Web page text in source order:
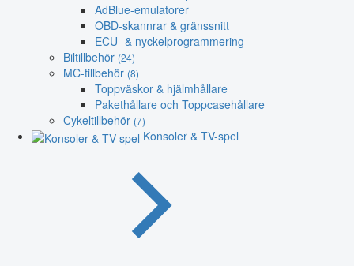
AdBlue-emulatorer
OBD-skannrar & gränssnitt
ECU- & nyckelprogrammering
Biltillbehör (24)
MC-tillbehör (8)
Toppväskor & hjälmhållare
Pakethållare och Toppcasehållare
Cykeltillbehör (7)
Konsoler & TV-spel